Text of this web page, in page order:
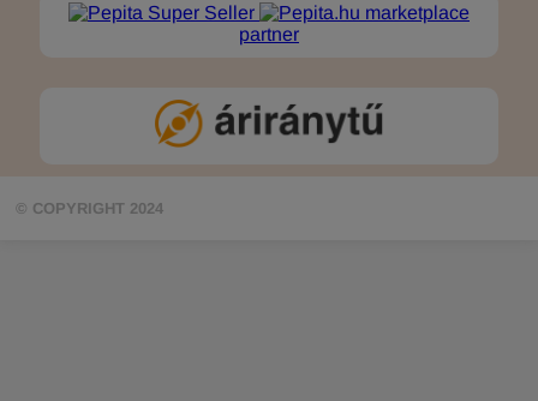
marketplace
partner
© COPYRIGHT 2024